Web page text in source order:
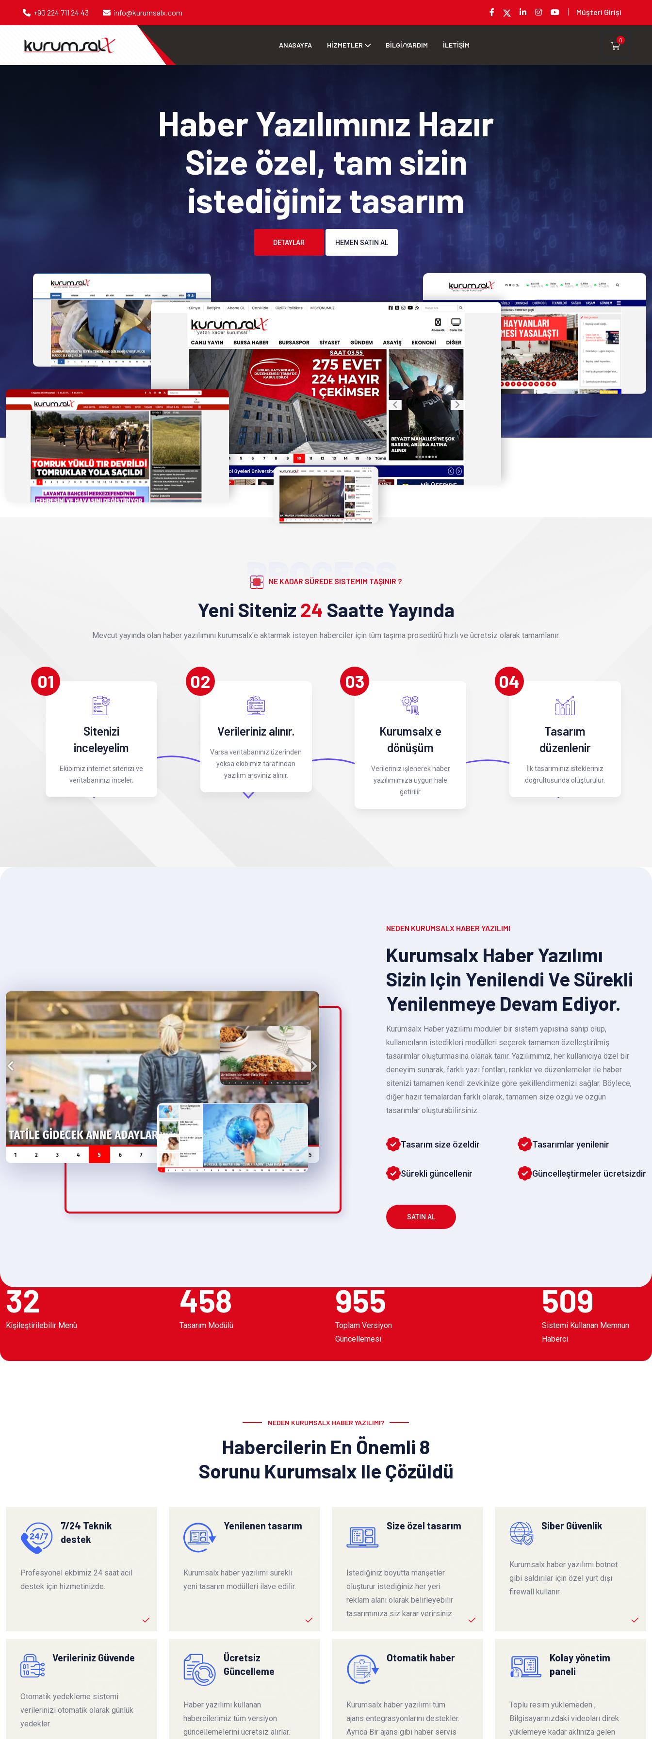
+90 224 711 24 43 info@kurumsalx.com Müşteri Girişi
ANASAYFA HİZMETLER BİLGİ/YARDIM İLETİŞİM
0
Haber Yazılımınız Hazır
Size özel, tam sizin
istediğiniz tasarım
DETAYLAR HEMEN SATIN AL
PROCESS
NE KADAR SÜREDE SISTEMIM TAŞINIR ?
Yeni Siteniz 24 Saatte Yayında
Mevcut yayında olan haber yazılımını kurumsalx'e aktarmak isteyen haberciler için tüm taşıma prosedürü hızlı ve ücretsiz olarak tamamlanır.
01
Sitenizi
inceleyelim
Ekibimiz internet sitenizi ve
veritabanınızı inceler.
02
Verileriniz alınır.
Varsa veritabanınız üzerinden
yoksa ekibimiz tarafından
yazılım arşviniz alınır.
03
Kurumsalx e
dönüşüm
Verileriniz işlenerek haber
yazılımımıza uygun hale
getirilir.
04
Tasarım
düzenlenir
İlk tasarımınız istekleriniz
doğrultusunda oluşturulur.
NEDEN KURUMSALX HABER YAZILIMI
Kurumsalx Haber Yazılımı
Sizin Için Yenilendi Ve Sürekli
Yenilenmeye Devam Ediyor.
Kurumsalx Haber yazılımı modüler bir sistem yapısına sahip olup,
kullanıcıların istedikleri modülleri seçerek tamamen özelleştirilmiş
tasarımlar oluşturmasına olanak tanır. Yazılımımız, her kullanıcıya özel bir
deneyim sunarak, farklı yazı fontları, renkler ve düzenlemeler ile haber
sitenizi tamamen kendi zevkinize göre şekillendirmenizi sağlar. Böylece,
diğer hazır temalardan farklı olarak, tamamen size özgü ve özgün
tasarımlar oluşturabilirsiniz.
Tasarım size özeldir
Sürekli güncellenir
Tasarımlar yenilenir
Güncelleştirmeler ücretsizdir
SATIN AL
32
Kişileştirilebilir Menü
458
Tasarım Modülü
955
Toplam Versiyon
Güncellemesi
509
Sistemi Kullanan Memnun
Haberci
NEDEN KURUMSALX HABER YAZILIMI?
Habercilerin En Önemli 8
Sorunu Kurumsalx Ile Çözüldü
7/24 Teknik
destek
Profesyonel ekbimiz 24 saat acil
destek için hizmetinizde.
Yenilenen tasarım
Kurumsalx haber yazılımı sürekli
yeni tasarım modülleri ilave edilir.
Size özel tasarım
İstediğiniz boyutta manşetler
oluşturur istediğiniz her yeri
reklam alanı olarak belirleyebilir
tasarımınıza siz karar verirsiniz.
Siber Güvenlik
Kurumsalx haber yazılımı botnet
gibi saldırılar için özel yurt dışı
firewall kullanır.
Verileriniz Güvende
Otomatik yedekleme sistemi
verilerinizi otomatik olarak günlük
yedekler.
Ücretsiz
Güncelleme
Haber yazılımı kullanan
habercilerimiz tüm versiyon
güncellemelerini ücretsiz alırlar.
Otomatik haber
Kurumsalx haber yazılımı tüm
ajans entegrasyonlarını destekler.
Ayrıca Bir ajans gibi haber servis
Kolay yönetim
paneli
Toplu resim yüklemeden ,
Bilgisayarınızdaki videoları direk
yüklemeye kadar aklınıza gelen